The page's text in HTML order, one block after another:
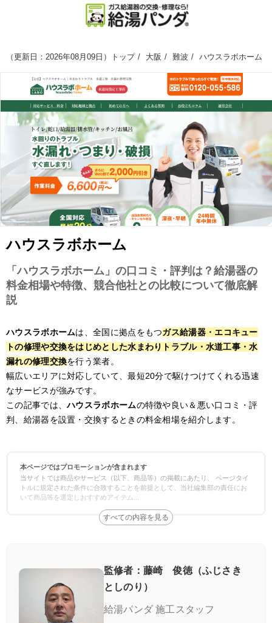
（更新日：2026年08月09日 ） トップ 大阪 難波 ハウスラボホーム
ハウスラボホーム
「ハウスラボホーム」の口コミ・評判は？給湯器の
料金相場や特徴、競合他社との比較について徹底解
説
ハウスラボホームは、全国に拠点をもつガス給湯器・エコキュー
トの修理や交換をはじめとした水まわりトラブル・水道工事・水
漏れの修理交換を行う業者。
幅広いエリアに対応していて、最短20分で駆けつけてくれる迅速
なサービスが強みです。
この記事では、ハウスラボホームの特徴や良い＆悪い口コミ・評
判、給湯器を設置・交換するときの料金相場を紹介します。
本ページではプロモーションが含まれます
当サイトでは商品やサービス（以下、商品等）の掲載にあたり、 ページタイ
トルに規定された条件に合致することを前提として、当社編集部の責任にお
いて商品等を選定しおすすめアイテム
監修者：藤崎 俊徳（ふじさき
としのり）
給湯パンダ 施工スタッフ